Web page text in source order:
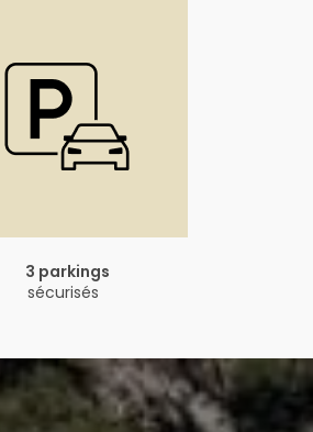
3 parkings
sécurisés